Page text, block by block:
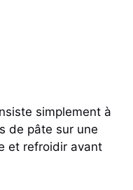
simplement à
de pâte sur une
et refroidir avant